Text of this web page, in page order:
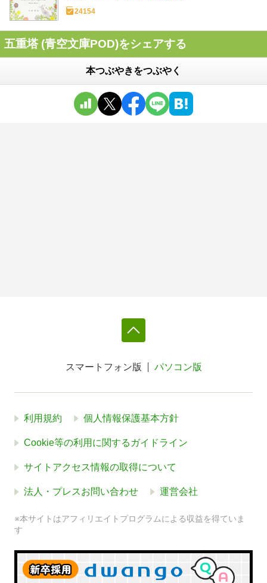
24154
五重塔 (青空文庫POD)をシェアする
本つぶやきをつぶやく
スマートフォン版 パソコン版
利用規約 個人情報保護基本方針
Cookie等の利用に関するガイドライン
サイトアクセス情報の取得について
法人・プレスお問い合わせ 運営会社
※本サイトはアフィリエイトプログラムによる収益を得ていま
す